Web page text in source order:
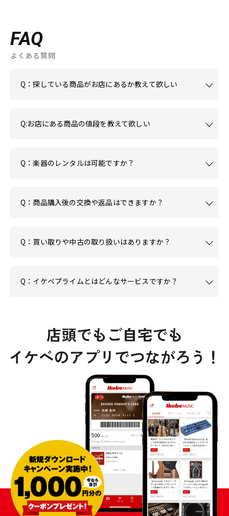
FAQ
よくある質問
Q：探している商品がお店にあるか教えて欲しい
Q:お店にある商品の値段を教えて欲しい
Q：楽器のレンタルは可能ですか？
Q：商品購入後の交換や返品はできますか？
Q：買い取りや中古の取り扱いはありますか？
Q：イケベプライムとはどんなサービスですか？